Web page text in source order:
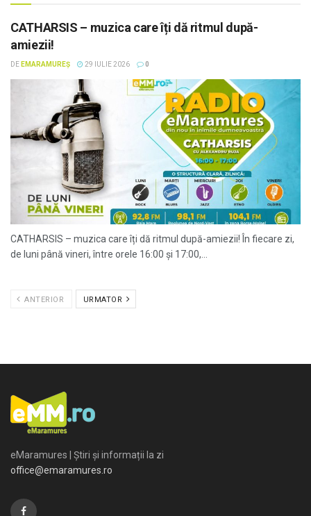
CATHARSIS – muzica care îți dă ritmul după-
amiezii!
DE EMARAMUREȘ 29 IULIE 2026 0
CATHARSIS – muzica care îți dă ritmul după-amiezii! În fiecare zi,
de luni până vineri, între orele 16:00 și 17:00,...
ANTERIOR URMATOR
eMaramures | Știri și informații la zi
office@emaramures.ro